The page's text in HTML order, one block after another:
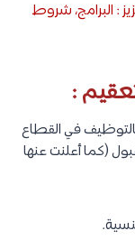
: البرامج، شروط
:
في القطاع
(كما أعلنت عنها